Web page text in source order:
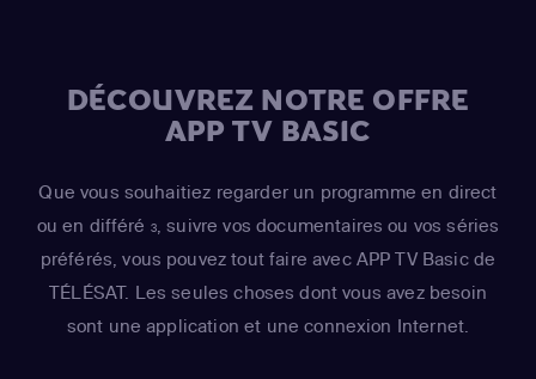
DÉCOUVREZ NOTRE OFFRE
APP TV BASIC
Que vous souhaitiez regarder un programme en direct
ou en différé 3
, suivre vos documentaires ou vos séries
préférés, vous pouvez tout faire avec APP TV Basic de
TÉLÉSAT. Les seules choses dont vous avez besoin
sont une application et une connexion Internet.